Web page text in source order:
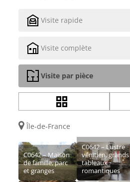
Visite rapide
Visite complète
Visite par pièce
Île-de-France
C0642 – Maison
de famille, parc
et granges
C0642 – Lustre
vénitien, grands
tableaux
romantiques